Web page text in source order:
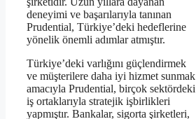
deneyimi ve başarılarıyla tanınan
Prudential, Türkiye’deki hedeflerine
yönelik önemli adımlar atmıştır.
Türkiye’deki varlığını güçlendirmek
ve müşterilere daha iyi hizmet sunmak
amacıyla Prudential, birçok sektördeki
iş ortaklarıyla stratejik işbirlikleri
yapmıştır. Bankalar, sigorta şirketleri,